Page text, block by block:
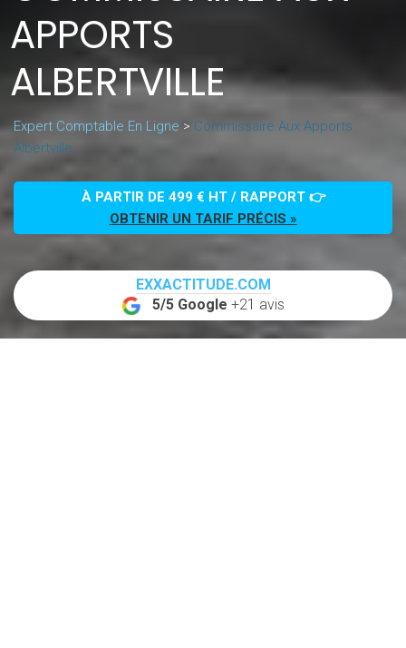
APPORTS
ALBERTVILLE
Expert Comptable En Ligne > Commissaire Aux Apports
Albertville
À PARTIR DE 499 € HT / RAPPORT 👉
OBTENIR UN TARIF PRÉCIS »
EXXACTITUDE.COM
5/5 Google +21 avis